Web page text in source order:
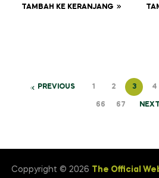
TAMBAH KE KERANJANG
PREVIOUS 1 2 3 4
66 67 NEXT
Coppyright © 2026 The Official